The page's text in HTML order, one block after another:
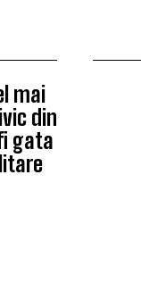
mai
din
gata